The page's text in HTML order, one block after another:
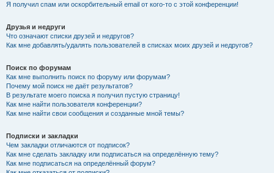
Я получил спам или оскорбительный email от кого-то с этой конференции!
Друзья и недруги
Что означают списки друзей и недругов?
Как мне добавлять/удалять пользователей в списках моих друзей и недругов?
Поиск по форумам
Как мне выполнить поиск по форуму или форумам?
Почему мой поиск не даёт результатов?
В результате моего поиска я получил пустую страницу!
Как мне найти пользователя конференции?
Как мне найти свои сообщения и созданные мной темы?
Подписки и закладки
Чем закладки отличаются от подписок?
Как мне сделать закладку или подписаться на определённую тему?
Как мне подписаться на определённый форум?